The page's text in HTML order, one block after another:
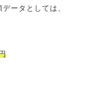
データとしては、